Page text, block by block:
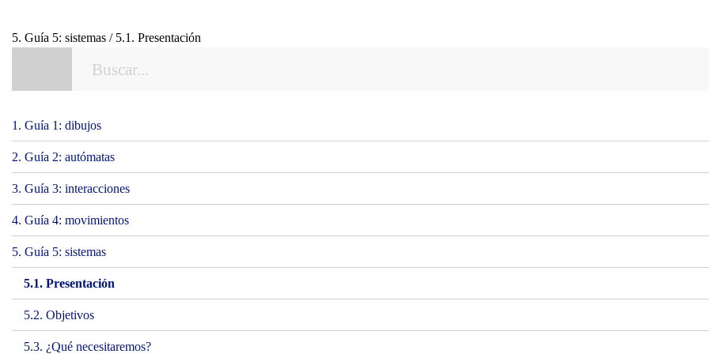
5. Guía 5: sistemas / 5.1. Presentación
1. Guía 1: dibujos
2. Guía 2: autómatas
3. Guía 3: interacciones
4. Guía 4: movimientos
5. Guía 5: sistemas
5.1. Presentación
5.2. Objetivos
5.3. ¿Qué necesitaremos?